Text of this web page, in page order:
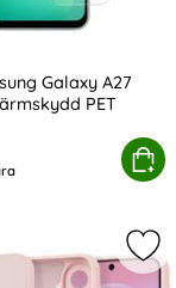
Härdat Glas
Galaxy A27
PET
Köp
Galaxy A27
Samsung A27 5G